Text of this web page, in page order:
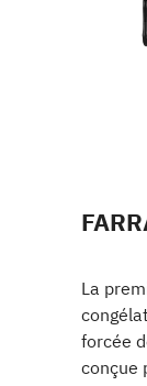
La
forcée
conçue